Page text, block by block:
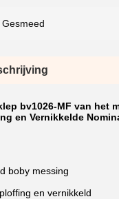
Gesmeed
bv1026-MF van het
en Vernikkelde
boby messing
en vernikkeld